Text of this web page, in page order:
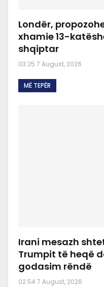
Londër,
xhamie 13-
shqiptar
03:25 7 August, 2026
MË TEPËR
Irani mesazh
Trumpit të heqë
godasim rëndë
02:54 7 August, 2026